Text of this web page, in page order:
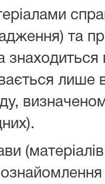
та
знаходиться
лише